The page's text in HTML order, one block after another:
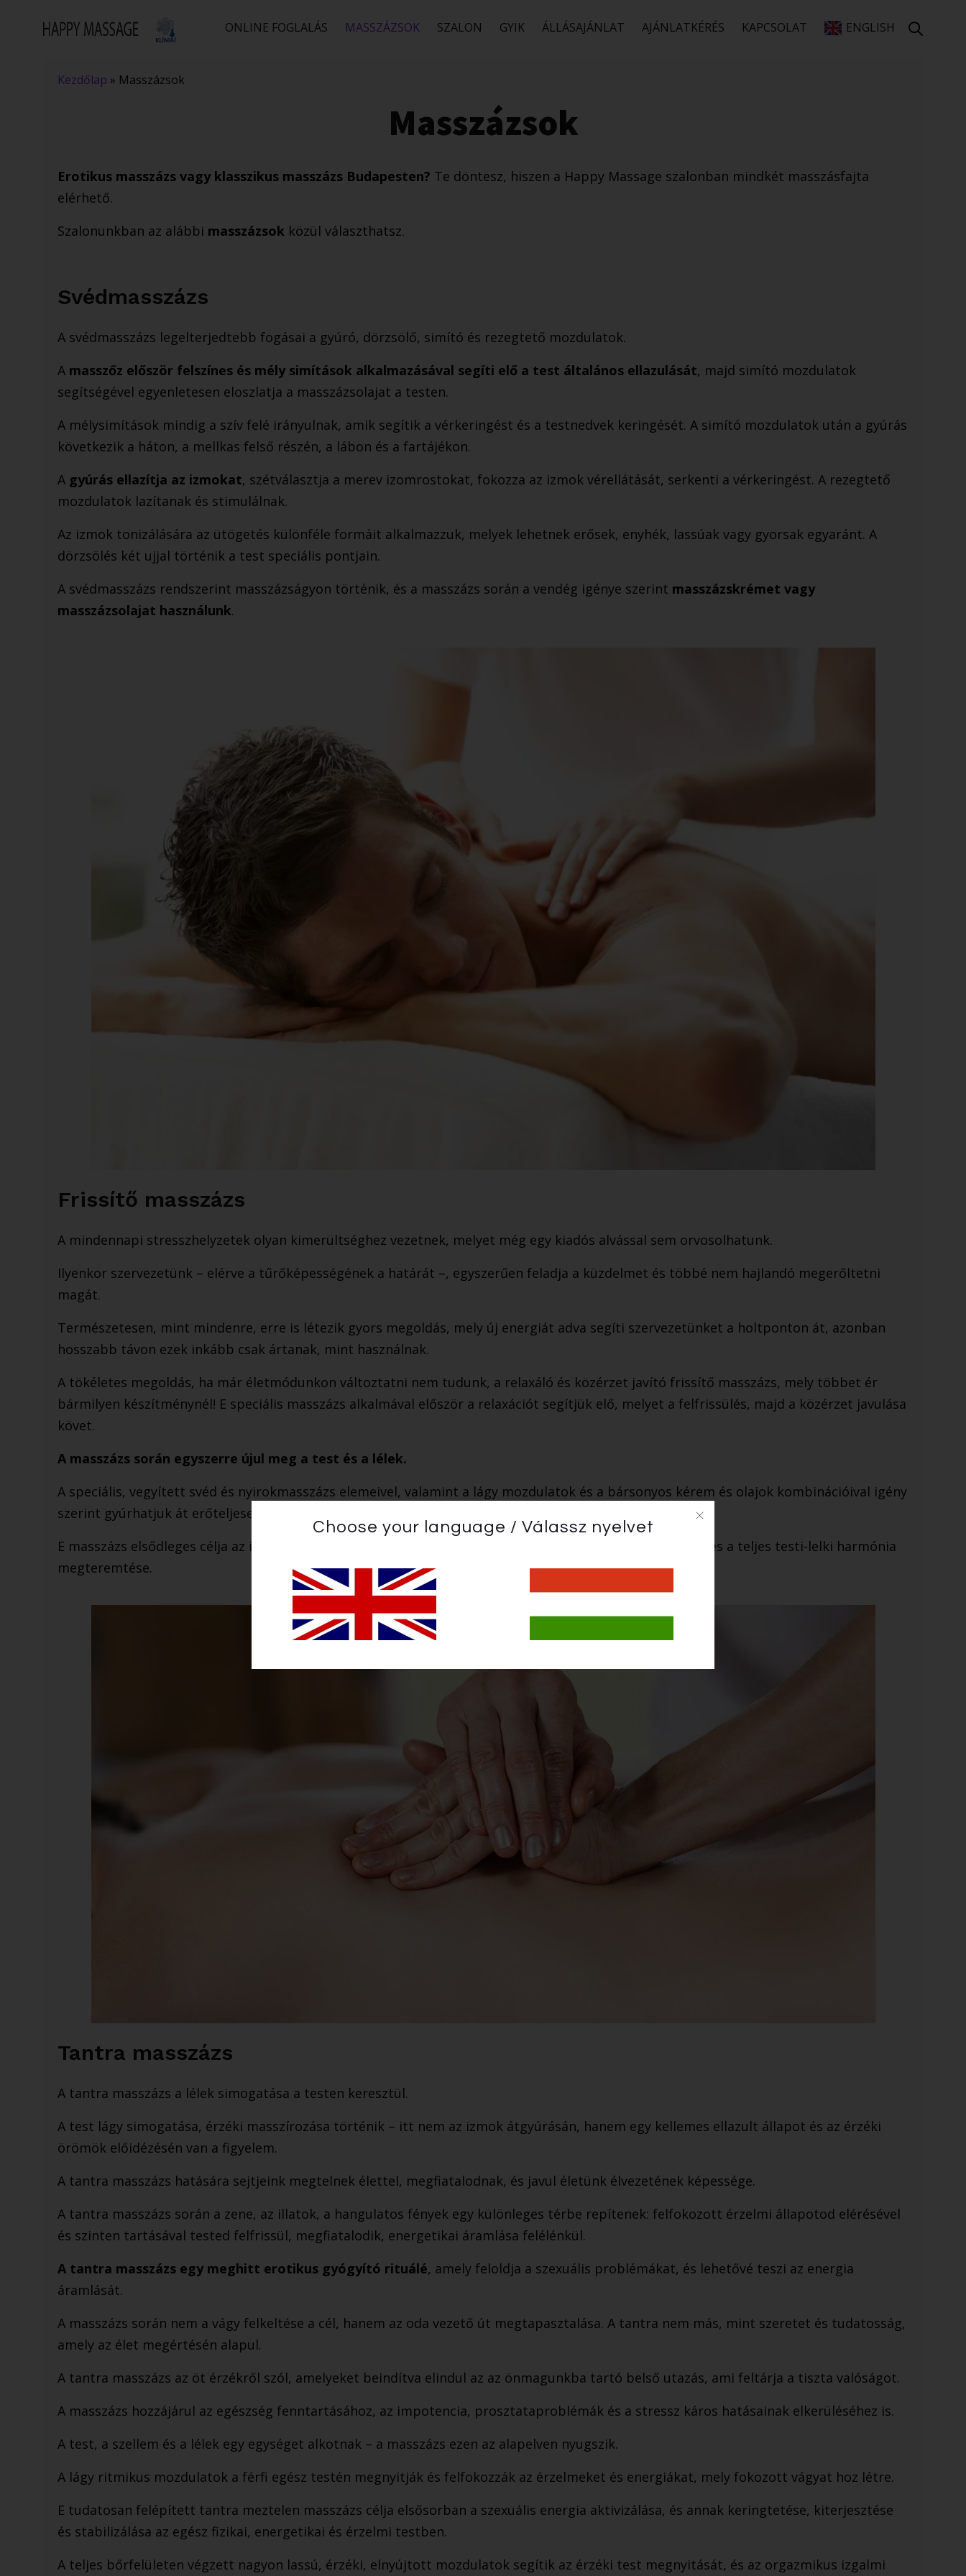
ONLINE FOGLALÁS MASSZÁZSOK SZALON GYIK ÁLLÁSAJÁNLAT AJÁNLATKÉRÉS KAPCSOLAT ENGLISH
Kezdőlap » Masszázsok
​Masszázsok
​Erotikus masszázs vagy klasszikus masszázs Budapesten? Te döntesz, hiszen a Happy Massage szalonban mindkét masszásfajta
elérhető.
Szalonunkban az alábbi masszázsok ​közül választhatsz.
Svédmasszázs
​A ​svédmasszázs legelterjedtebb fogásai a gyúró, dörzsölő, simító és rezegtető mozdulatok.
A masszőz először felszínes és mély simítások alkalmazásával segíti elő a test általános ellazulását, majd simító mozdulatok
segítségével egyenletesen eloszlatja a masszázsolajat a testen.
A mélysimítások mindig a szív felé irányulnak, amik segítik a vérkeringést és a testnedvek keringését. A simító mozdulatok után a gyúrás
következik a háton, a mellkas felső részén, a lábon és a fartájékon.
A gyúrás ellazítja az izmokat, szétválasztja a merev izomrostokat, fokozza az izmok vérellátását, serkenti a vérkeringést. A rezegtető
mozdulatok lazítanak és stimulálnak.
Az izmok tonizálására az ütögetés különféle formáit alkalmazzuk, melyek lehetnek erősek, enyhék, lassúak vagy gyorsak egyaránt. A
dörzsölés két ujjal történik a test speciális pontjain.
A svédmasszázs rendszerint masszázságyon történik, és a masszázs során a vendég igénye szerint masszázskrémet vagy
masszázsolajat használunk.
Frissítő masszázs
​A mindennapi stresszhelyzetek olyan kimerültséghez vezetnek, melyet még egy kiadós alvással sem orvosolhatunk.
Ilyenkor szervezetünk – elérve a tűrőképességének a határát –, egyszerűen feladja a küzdelmet és többé nem hajlandó megerőltetni
magát.
Természetesen, mint mindenre, erre is létezik gyors megoldás, mely új energiát adva segíti szervezetünket a holtponton át, azonban
hosszabb távon ezek inkább csak ártanak, mint használnak.
A tökéletes megoldás, ha már életmódunkon változtatni nem tudunk, a relaxáló és közérzet javító frissítő masszázs, mely többet ér
bármilyen készítménynél! E speciális masszázs alkalmával először a relaxációt segítjük elő, melyet a felfrissülés, majd a közérzet javulása
követ.
A masszázs során egyszerre újul meg a test és a lélek.
A speciális, vegyített svéd és nyirokmasszázs elemeivel, valamint a lágy mozdulatok és a bársonyos kérem és olajok kombinációival igény
szerint gyúrhatjuk át erőteljesen a testet és lazíthatjuk el a lelket.
E masszázs elsődleges célja az izmok ellazítása, az esetleges görcsök feloldása, a stressz megszüntetése és a teljes testi-lelki harmónia
megteremtése.
Tantra masszázs
​A tantra masszázs a lélek simogatása a testen keresztül.
A test lágy simogatása, érzéki masszírozása történik – itt nem az izmok átgyúrásán, hanem egy kellemes ellazult állapot és az érzéki
örömök előidézésén van a figyelem.
A tantra masszázs hatására sejtjeink megtelnek élettel, megfiatalodnak, és javul életünk élvezetének képessége.
A tantra masszázs során a zene, az illatok, a hangulatos fények egy különleges térbe repítenek: felfokozott érzelmi állapotod elérésével
és szinten tartásával tested felfrissül, megfiatalodik, energetikai áramlása felélénkül.
A tantra masszázs egy meghitt erotikus gyógyító rituálé, amely feloldja a szexuális problémákat, és lehetővé teszi az energia
áramlását.
A masszázs során nem a vágy felkeltése a cél, hanem az oda vezető út megtapasztalása. A tantra nem más, mint szeretet és tudatosság,
amely az élet megértésén alapul.
A tantra masszázs az öt érzékről szól, amelyeket beindítva elindul az az önmagunkba tartó belső utazás, ami feltárja a tiszta valóságot.
A masszázs hozzájárul az egészség fenntartásához, az impotencia, prosztataproblémák és a stressz káros hatásainak elkerüléséhez is.
A test, a szellem és a lélek egy egységet alkotnak – a masszázs ezen az alapelven nyugszik.
A lágy ritmikus mozdulatok a férfi egész testén megnyitják és felfokozzák az érzelmeket és energiákat, mely fokozott vágyat hoz létre.
E tudatosan felépített tantra ​meztelen masszázs célja elsősorban a szexuális energia aktivizálása, és annak keringtetése, kiterjesztése
és stabilizálása az egész fizikai, energetikai és érzelmi testben.
A teljes bőrfelületen végzett nagyon lassú, érzéki, elnyújtott mozdulatok segítik az érzéki test megnyitását, és az orgazmikus izgalmi
Choose your language / Válassz nyelvet